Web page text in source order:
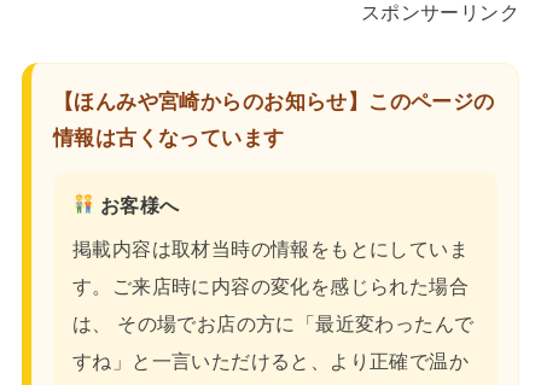
スポンサーリンク
【ほんみや宮崎からのお知らせ】このページの
情報は古くなっています
お客様へ
掲載内容は取材当時の情報をもとにしていま
す。ご来店時に内容の変化を感じられた場合
は、 その場でお店の方に「最近変わったんで
すね」と一言いただけると、より正確で温か